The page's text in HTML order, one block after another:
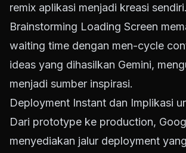
remix aplikasi menjadi kreasi
Brainstorming Loading Screen
waiting time dengan men-cycle
ideas yang dihasilkan Gemini,
menjadi sumber inspirasi.
Deployment Instant dan Implikasi
Dari prototype ke production,
menyediakan jalur deployment